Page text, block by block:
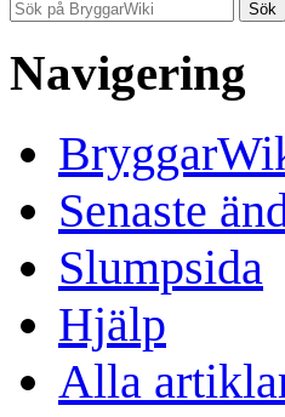
Navigering
Senaste
Slumpsida
Hjälp
Alla